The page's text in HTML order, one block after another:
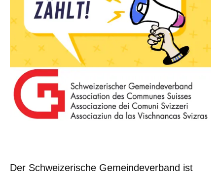
Der Schweizerische Gemeindeverband ist